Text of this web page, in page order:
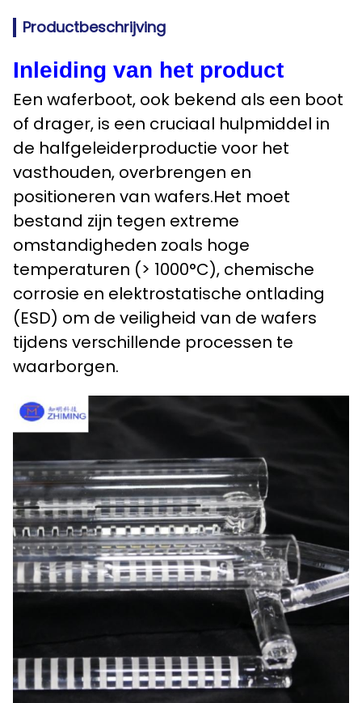
Productbeschrijving
Inleiding van het product
Een waferboot, ook bekend als een boot
of drager, is een cruciaal hulpmiddel in
de halfgeleiderproductie voor het
vasthouden, overbrengen en
positioneren van wafers.Het moet
bestand zijn tegen extreme
omstandigheden zoals hoge
temperaturen (> 1000°C), chemische
corrosie en elektrostatische ontlading
(ESD) om de veiligheid van de wafers
tijdens verschillende processen te
waarborgen.